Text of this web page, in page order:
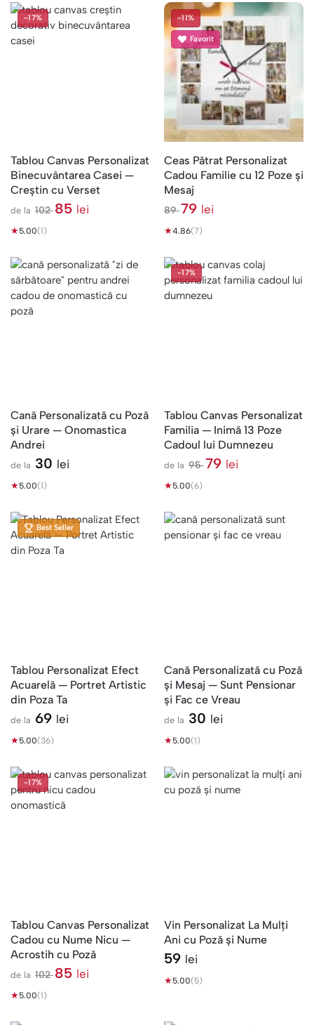
-17%
Tablou Canvas Personalizat
Binecuvântarea Casei —
Creștin cu Verset
de la 10285 lei
★5.00(1)
-11%
Favorit
Ceas Pătrat Personalizat
Cadou Familie cu 12 Poze și
Mesaj
89
e
79 lei
★4.86(7)
Cană Personalizată cu Poză
și Urare — Onomastica
Andrei
de la 30 lei
★5.00(1)
-17%
Tablou Canvas Personalizat
Familia — Inimă 13 Poze
Cadoul lui Dumnezeu
de la 95
e
79 lei
★5.00(6)
Best Seller
Tablou Personalizat Efect
Acuarelă — Portret Artistic
din Poza Ta
de la 69 lei
★5.00(36)
Cană Personalizată cu Poză
și Mesaj — Sunt Pensionar
și Fac ce Vreau
de la 30 lei
★5.00(1)
-17%
Tablou Canvas Personalizat
Cadou cu Nume Nicu —
Acrostih cu Poză
de la 10285 lei
★5.00(1)
Vin Personalizat La Mulți
Ani cu Poză și Nume
59 lei
★5.00(5)